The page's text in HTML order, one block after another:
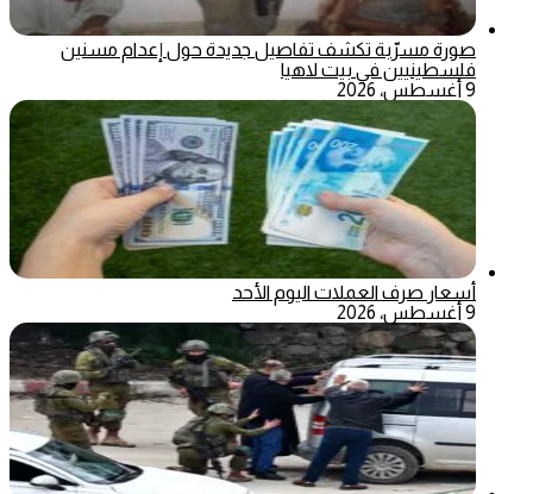
صورة مسرّبة تكشف تفاصيل جديدة حول إعدام مسنين
فلسطينيين في بيت لاهيا
9 أغسطس، 2026
أسعار صرف العملات اليوم الأحد
9 أغسطس، 2026